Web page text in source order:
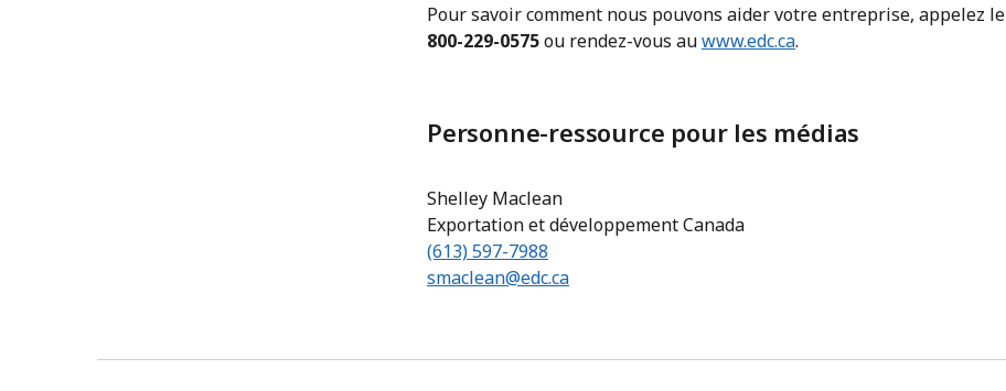
Pour savoir comment nous pouvons aider votre entreprise, appelez le
800-229-0575ou rendez-vous auwww.edc.ca.
Personne-ressource pour les médias
Shelley Maclean
Exportation et développement Canada
(613) 597-7988
smaclean@edc.ca